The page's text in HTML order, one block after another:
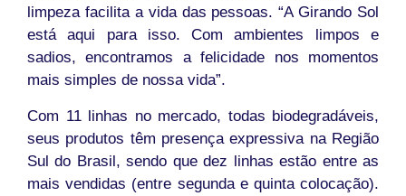
limpeza facilita a vida das pessoas. “A Girando Sol
está aqui para isso. Com ambientes limpos e
sadios, encontramos a felicidade nos momentos
mais simples de nossa vida”.
Com 11 linhas no mercado, todas biodegradáveis,
seus produtos têm presença expressiva na Região
Sul do Brasil, sendo que dez linhas estão entre as
mais vendidas (entre segunda e quinta colocação).